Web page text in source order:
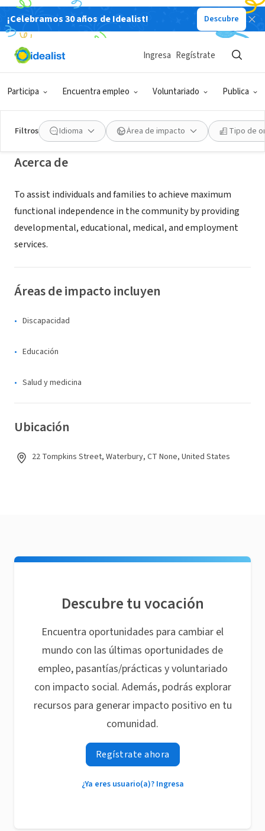
¡Celebramos 30 años de Idealist! Descubre
Participa Encuentra empleo Voluntariado Publica
Ingresa Regístrate
Filtros Idioma Área de impacto Tipo de
ORGANIZACIÓN SIN FIN DE LUCRO
Easter Seals Rehabilitation Center
of Greater Waterbury, Inc.
Waterbury, CT|www.easterseals.com/waterburyct/
Acerca de
To assist individuals and families to achieve maximum
functional independence in the community by providing
developmental, educational, medical, and employment
services.
Áreas de impacto incluyen
Discapacidad
Educación
Salud y medicina
Ubicación
22 Tompkins Street, Waterbury, CT None, United States
Descubre tu vocación
Encuentra oportunidades para cambiar el
mundo con las últimas oportunidades de
empleo, pasantías/prácticas y voluntariado
con impacto social. Además, podrás explorar
recursos para generar impacto positivo en tu
comunidad.
Regístrate ahora
¿Ya eres usuario(a)? Ingresa